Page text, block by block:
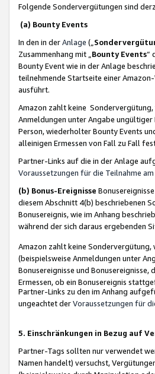
Folgende Sondervergütungen sind
(a) Bounty Events
In den in derAnlage („
Zusammenhang mit „ Bounty Events“
Bounty Event wie in der Anlage
teilnehmende Startseite einer
ausführt.
Amazon zahlt keine Sondervergütung,
Anmeldungen unter Angabe
Person, wiederholter Bounty Events
alleinigen Ermessen von Fall zu Fall
Partner-Links auf die in der Anlage
Voraussetzungen für die Teilnahme
(b) Bonus-Ereignisse
diesem Abschnitt 4(b) beschriebenen
Bonusereignis, wie im Anhang
während der sich daraus ergebenden
Amazon zahlt keine Sondervergütung,
(beispielsweise Anmeldungen unter
Bonusereignisse und
Ermessen, ob ein Bonusereignis
Partner-Links zu den im Anhang
ungeachtet derVoraussetzungen für
5. Einschränkungen in Bezug auf
Partner-Tags sollten nur verwendet
Namen handelt) versuchst,